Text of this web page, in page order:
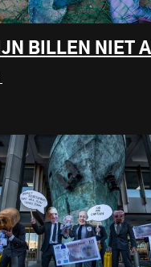
BILLEN NIET